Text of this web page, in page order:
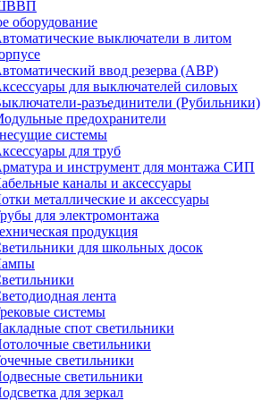
оборудование
выключатели в литом
ввод резерва (АВР)
для выключателей силовых
разъединители (Рубильники)
предохранители
системы
для труб
и инструмент для монтажа СИП
каналы и аксессуары
металлические и аксессуары
для электромонтажа
продукция
для школьных досок
лента
системы
спот светильники
светильники
светильники
светильники
для зеркал